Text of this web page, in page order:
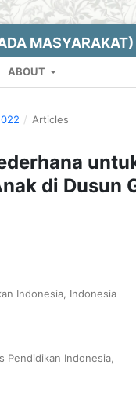
MASYARAKAT)
ABOUT
/ Articles
di Dusun
Indonesia, Indonesia
Pendidikan Indonesia,